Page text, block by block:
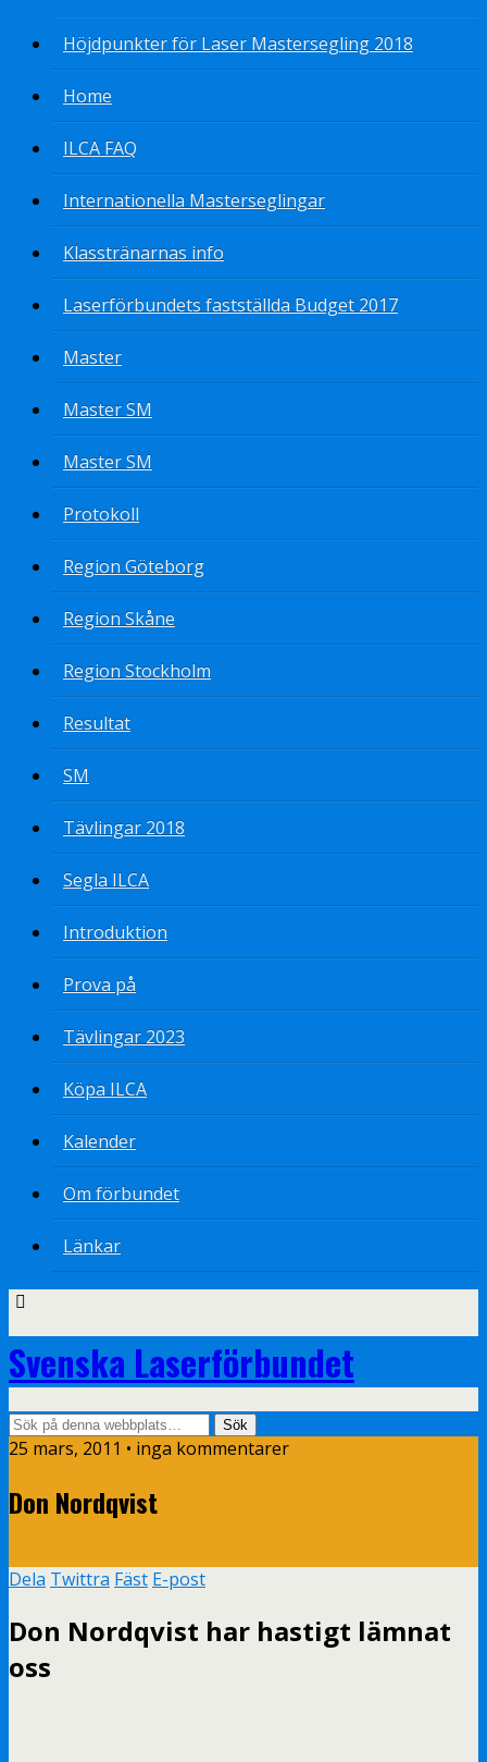
Höjdpunkter för Laser Mastersegling 2018
Home
ILCA FAQ
Internationella Masterseglingar
Klasstränarnas info
Laserförbundets fastställda Budget 2017
Master
Master SM
Master SM
Protokoll
Region Göteborg
Region Skåne
Region Stockholm
Resultat
SM
Tävlingar 2018
Segla ILCA
Introduktion
Prova på
Tävlingar 2023
Köpa ILCA
Kalender
Om förbundet
Länkar
Svenska Laserförbundet
25 mars, 2011 • inga kommentarer
Don Nordqvist
Dela Twittra Fäst E-post
Don Nordqvist har hastigt lämnat
oss